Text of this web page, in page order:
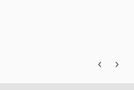
Previous
Next